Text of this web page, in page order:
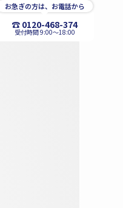
お急ぎの方は、お電話から
☎ 0120-468-374
受付時間 9:00〜18:00